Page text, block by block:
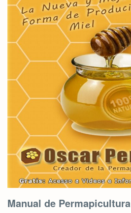
Manual de Permapicultura